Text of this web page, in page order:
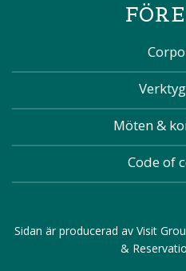
Möten &
Code of
Sidan är producerad av Visit
&